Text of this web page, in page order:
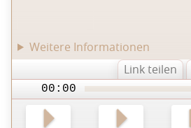
Weitere Informationen
Link teilen
00:00